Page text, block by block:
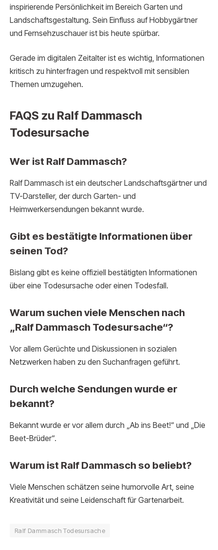
inspirierende Persönlichkeit im Bereich Garten und
Landschaftsgestaltung. Sein Einfluss auf Hobbygärtner
und Fernsehzuschauer ist bis heute spürbar.
Gerade im digitalen Zeitalter ist es wichtig, Informationen
kritisch zu hinterfragen und respektvoll mit sensiblen
Themen umzugehen.
FAQS zu Ralf Dammasch
Todesursache
Wer ist Ralf Dammasch?
Ralf Dammasch ist ein deutscher Landschaftsgärtner und
TV-Darsteller, der durch Garten- und
Heimwerkersendungen bekannt wurde.
Gibt es bestätigte Informationen über
seinen Tod?
Bislang gibt es keine offiziell bestätigten Informationen
über eine Todesursache oder einen Todesfall.
Warum suchen viele Menschen nach
„Ralf Dammasch Todesursache“?
Vor allem Gerüchte und Diskussionen in sozialen
Netzwerken haben zu den Suchanfragen geführt.
Durch welche Sendungen wurde er
bekannt?
Bekannt wurde er vor allem durch „Ab ins Beet!“ und „Die
Beet-Brüder“.
Warum ist Ralf Dammasch so beliebt?
Viele Menschen schätzen seine humorvolle Art, seine
Kreativität und seine Leidenschaft für Gartenarbeit.
Ralf Dammasch Todesursache